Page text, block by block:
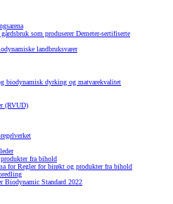
som produserer Demeter-sertifiserte
landbruksvarer
biodynamisk dyrking og matvarekvalitet
(RVUD)
fra bihold
for Regler for birøkt og produkter fra bihold
Biodynamic Standard 2022